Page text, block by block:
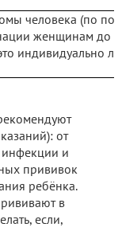
человека (по
женщинам до
индивидуально
от
инфекции и
прививок
ребёнка.
в
если,